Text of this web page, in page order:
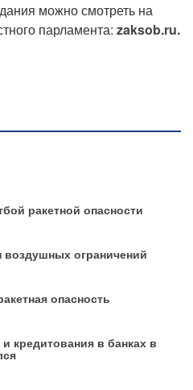
можно смотреть на
парламента: zaksob.ru.
ракетной опасности
ограничений
опасность
кредитования в банках в